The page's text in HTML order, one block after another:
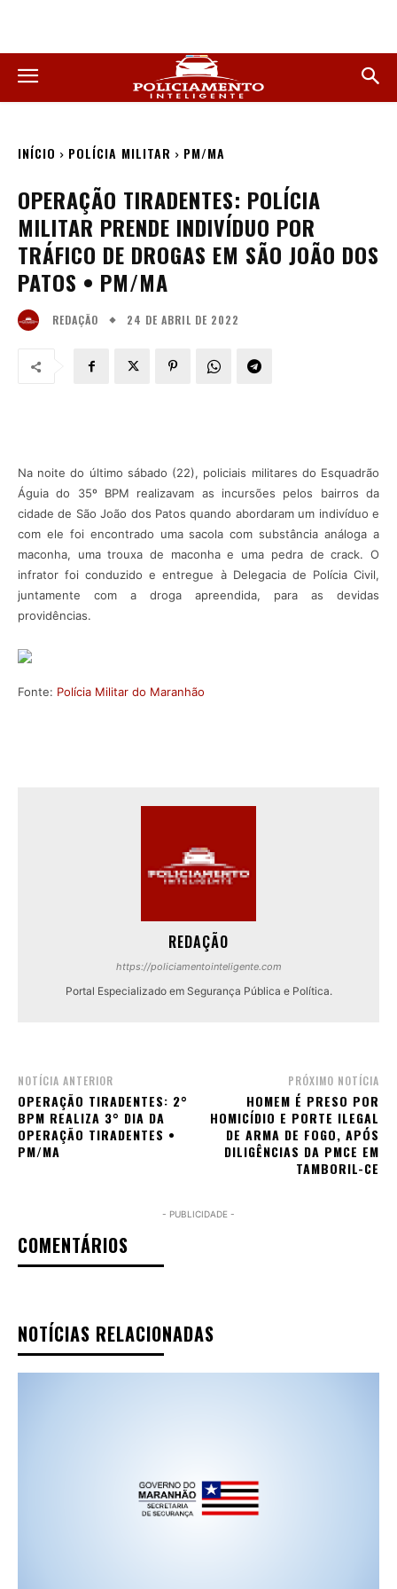
INÍCIO POLÍCIA MILITAR PM/MA
OPERAÇÃO TIRADENTES: POLÍCIA
MILITAR PRENDE INDIVÍDUO POR
TRÁFICO DE DROGAS EM SÃO JOÃO DOS
PATOS • PM/MA
REDAÇÃO 24 DE ABRIL DE 2022
Na noite do último sábado (22), policiais militares do Esquadrão
Águia do 35º BPM realizavam as incursões pelos bairros da
cidade de São João dos Patos quando abordaram um indivíduo e
com ele foi encontrado uma sacola com substância análoga a
maconha, uma trouxa de maconha e uma pedra de crack. O
infrator foi conduzido e entregue à Delegacia de Polícia Civil,
juntamente com a droga apreendida, para as devidas
providências.
Fonte: Polícia Militar do Maranhão
REDAÇÃO
https://policiamentointeligente.com
Portal Especializado em Segurança Pública e Política.
NOTÍCIA ANTERIOR
OPERAÇÃO TIRADENTES: 2°
BPM REALIZA 3° DIA DA
OPERAÇÃO TIRADENTES •
PM/MA
PRÓXIMO NOTÍCIA
HOMEM É PRESO POR
HOMICÍDIO E PORTE ILEGAL
DE ARMA DE FOGO, APÓS
DILIGÊNCIAS DA PMCE EM
TAMBORIL-CE
- PUBLICIDADE -
COMENTÁRIOS
NOTÍCIAS RELACIONADAS